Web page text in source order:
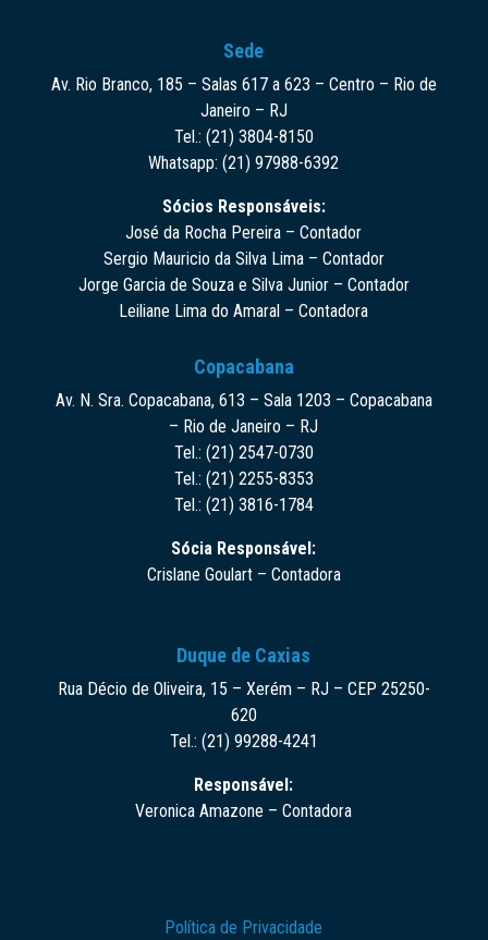
Sede
Av. Rio Branco, 185 – Salas 617 a 623 – Centro – Rio de
Janeiro – RJ
Tel.: (21) 3804-8150
Whatsapp: (21) 97988-6392
Sócios Responsáveis:
José da Rocha Pereira – Contador
Sergio Mauricio da Silva Lima – Contador
Jorge Garcia de Souza e Silva Junior – Contador
Leiliane Lima do Amaral – Contadora
Copacabana
Av. N. Sra. Copacabana, 613 – Sala 1203 – Copacabana
– Rio de Janeiro – RJ
Tel.: (21) 2547-0730
Tel.: (21) 2255-8353
Tel.: (21) 3816-1784
Sócia Responsável:
Crislane Goulart – Contadora
Duque de Caxias
Rua Décio de Oliveira, 15 – Xerém – RJ – CEP 25250-
620
Tel.: (21) 99288-4241
Responsável:
Veronica Amazone – Contadora
Política de Privacidade